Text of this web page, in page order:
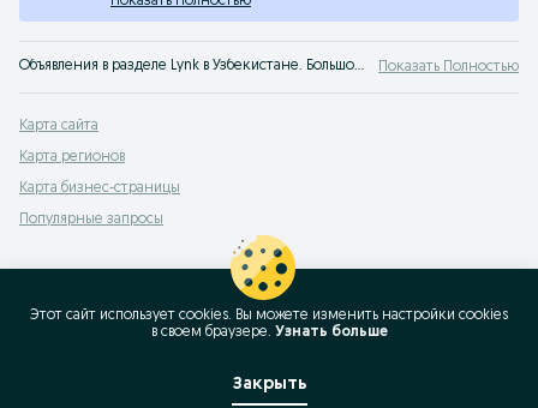
Объявления в разделе Lynk в Узбекистане. Большой выбор товаров и услуг по выгодным ценам на OLX! Лучшие предложения ждут тебя на OLX.uz! Показать Полностью
Карта сайта
Карта регионов
Карта бизнес-страницы
Популярные запросы
Этот сайт использует cookies. Вы можете изменить настройки cookies
в своeм браузере. Узнать больше
Закрыть